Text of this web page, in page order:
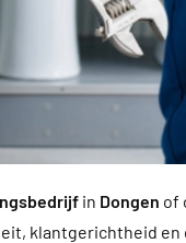
in Dongen of
klantgerichtheid